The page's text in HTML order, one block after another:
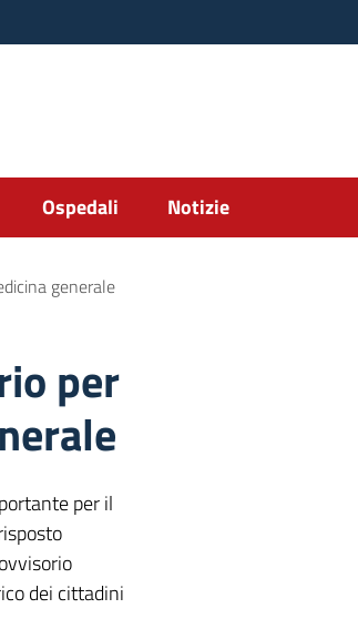
Ospedali Notizie
generale
per
per il
dei cittadini